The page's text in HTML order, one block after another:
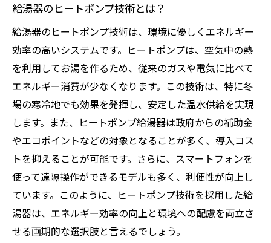
給湯器のヒートポンプ技術とは？
給湯器のヒートポンプ技術は、環境に優しくエネルギー
効率の高いシステムです。ヒートポンプは、空気中の熱
を利用してお湯を作るため、従来のガスや電気に比べて
エネルギー消費が少なくなります。この技術は、特に冬
場の寒冷地でも効果を発揮し、安定した温水供給を実現
します。また、ヒートポンプ給湯器は政府からの補助金
やエコポイントなどの対象となることが多く、導入コス
トを抑えることが可能です。さらに、スマートフォンを
使って遠隔操作ができるモデルも多く、利便性が向上し
ています。このように、ヒートポンプ技術を採用した給
湯器は、エネルギー効率の向上と環境への配慮を両立さ
せる画期的な選択肢と言えるでしょう。